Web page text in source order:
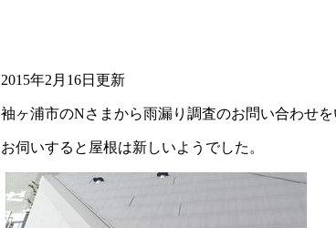
2015年2月16日更新
袖ヶ浦市のNさまから雨漏り調査のお問い合わせを
お伺いすると屋根は新しいようでした。